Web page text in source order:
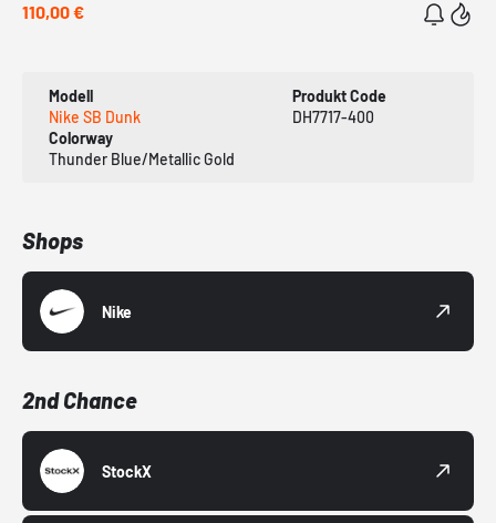
110,00 €
Modell
Nike SB Dunk
Produkt Code
DH7717-400
Colorway
Thunder Blue/Metallic Gold
Shops
Nike
2nd Chance
StockX